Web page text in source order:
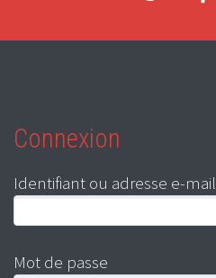
Connexion
Identifiant ou adresse e-mail
Mot de passe